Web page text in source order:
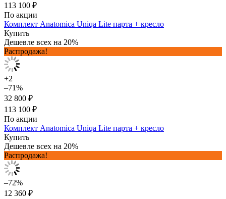
113 100 ₽
По акции
Комплект Anatomica Uniqa Lite парта + кресло
Купить
Дешевле всех на 20%
Распродажа!
+2
–71%
32 800 ₽
113 100 ₽
По акции
Комплект Anatomica Uniqa Lite парта + кресло
Купить
Дешевле всех на 20%
Распродажа!
–72%
12 360 ₽